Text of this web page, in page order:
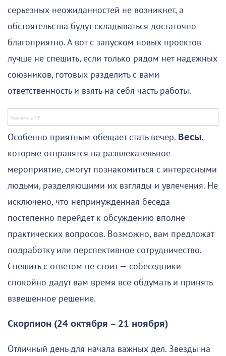
серьезных неожиданностей не возникнет, а
обстоятельства будут складываться достаточно
благоприятно. А вот с запуском новых проектов
лучше не спешить, если только рядом нет надежных
союзников, готовых разделить с вами
ответственность и взять на себя часть работы.
Особенно приятным обещает стать вечер. Весы,
которые отправятся на развлекательное
мероприятие, смогут познакомиться с интересными
людьми, разделяющими их взгляды и увлечения. Не
исключено, что непринужденная беседа
постепенно перейдет к обсуждению вполне
практических вопросов. Возможно, вам предложат
подработку или перспективное сотрудничество.
Спешить с ответом не стоит — собеседники
спокойно дадут вам время все обдумать и принять
взвешенное решение.
Скорпион (24 октября – 21 ноября)
Отличный день для начала важных дел. Звезды на